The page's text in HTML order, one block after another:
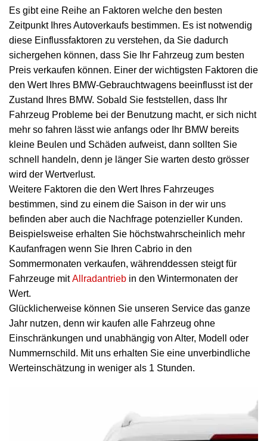
Es gibt eine Reihe an Faktoren welche den besten
Zeitpunkt Ihres Autoverkaufs bestimmen. Es ist notwendig
diese Einflussfaktoren zu verstehen, da Sie dadurch
sichergehen können, dass Sie Ihr Fahrzeug zum besten
Preis verkaufen können. Einer der wichtigsten Faktoren die
den Wert Ihres BMW-Gebrauchtwagens beeinflusst ist der
Zustand Ihres BMW. Sobald Sie feststellen, dass Ihr
Fahrzeug Probleme bei der Benutzung macht, er sich nicht
mehr so fahren lässt wie anfangs oder Ihr BMW bereits
kleine Beulen und Schäden aufweist, dann sollten Sie
schnell handeln, denn je länger Sie warten desto grösser
wird der Wertverlust.
Weitere Faktoren die den Wert Ihres Fahrzeuges
bestimmen, sind zu einem die Saison in der wir uns
befinden aber auch die Nachfrage potenzieller Kunden.
Beispielsweise erhalten Sie höchstwahrscheinlich mehr
Kaufanfragen wenn Sie Ihren Cabrio in den
Sommermonaten verkaufen, währenddessen steigt für
Fahrzeuge mitAllradantrieb in den Wintermonaten der
Wert.
Glücklicherweise können Sie unseren Service das ganze
Jahr nutzen, denn wir kaufen alle Fahrzeug ohne
Einschränkungen und unabhängig von Alter, Modell oder
Nummernschild. Mit uns erhalten Sie eine unverbindliche
Werteinschätzung in weniger als 1 Stunden.